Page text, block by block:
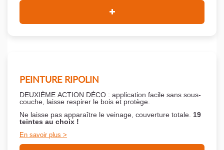
PEINTURE RIPOLIN
DEUXIÈME ACTION DÉCO : application facile sans sous-
couche, laisse respirer le bois et protège.
Ne laisse pas apparaître le veinage, couverture totale. 19
teintes au choix !
En savoir plus